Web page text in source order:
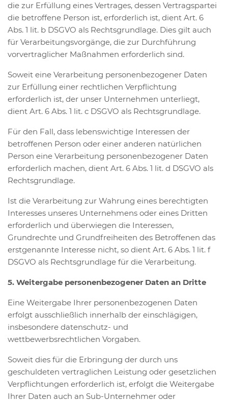
die zur Erfüllung eines Vertrages, dessen Vertragspartei
die betroffene Person ist, erforderlich ist, dient Art. 6
Abs. 1 lit. b DSGVO als Rechtsgrundlage. Dies gilt auch
für Verarbeitungsvorgänge, die zur Durchführung
vorvertraglicher Maßnahmen erforderlich sind.
Soweit eine Verarbeitung personenbezogener Daten
zur Erfüllung einer rechtlichen Verpflichtung
erforderlich ist, der unser Unternehmen unterliegt,
dient Art. 6 Abs. 1 lit. c DSGVO als Rechtsgrundlage.
Für den Fall, dass lebenswichtige Interessen der
betroffenen Person oder einer anderen natürlichen
Person eine Verarbeitung personenbezogener Daten
erforderlich machen, dient Art. 6 Abs. 1 lit. d DSGVO als
Rechtsgrundlage.
Ist die Verarbeitung zur Wahrung eines berechtigten
Interesses unseres Unternehmens oder eines Dritten
erforderlich und überwiegen die Interessen,
Grundrechte und Grundfreiheiten des Betroffenen das
erstgenannte Interesse nicht, so dient Art. 6 Abs. 1 lit. f
DSGVO als Rechtsgrundlage für die Verarbeitung.
5. Weitergabe personenbezogener Daten an Dritte
Eine Weitergabe Ihrer personenbezogenen Daten
erfolgt ausschließlich innerhalb der einschlägigen,
insbesondere datenschutz- und
wettbewerbsrechtlichen Vorgaben.
Soweit dies für die Erbringung der durch uns
geschuldeten vertraglichen Leistung oder gesetzlichen
Verpflichtungen erforderlich ist, erfolgt die Weitergabe
Ihrer Daten auch an Sub-Unternehmer oder